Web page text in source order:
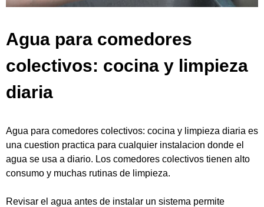
Agua para comedores
colectivos: cocina y limpieza
diaria
Agua para comedores colectivos: cocina y limpieza diaria es
una cuestion practica para cualquier instalacion donde el
agua se usa a diario. Los comedores colectivos tienen alto
consumo y muchas rutinas de limpieza.
Revisar el agua antes de instalar un sistema permite